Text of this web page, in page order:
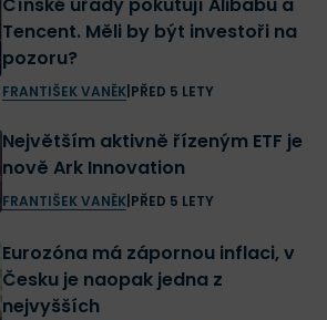
Tencent. Měli by být investoři na
pozoru?
FRANTIŠEK VANĚK| PŘED 5 LETY
Největším aktivně řízeným ETF je
nově Ark Innovation
FRANTIŠEK VANĚK| PŘED 5 LETY
Eurozóna má zápornou inflaci, v
Česku je naopak jedna z
nejvyšších